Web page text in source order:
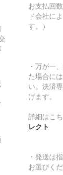
お支払回
ド会社に
す。）
・万が一
た場合に
い。決済
げます。
詳細はこ
レクト
・発送は
お選びくだ